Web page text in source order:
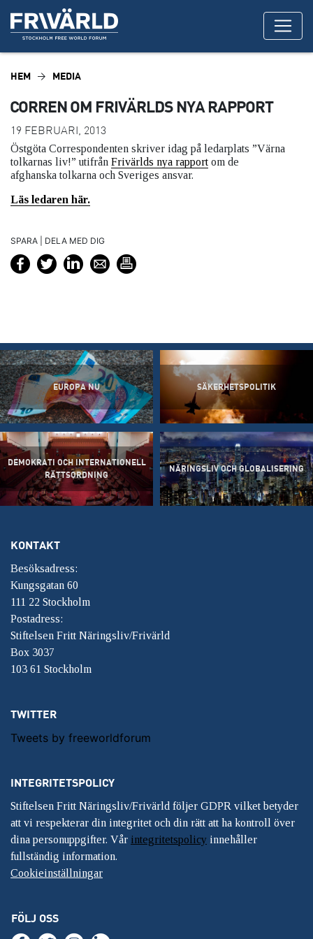
HEM MEDIA
CORREN OM FRIVÄRLDS NYA RAPPORT
19 FEBRUARI, 2013
Östgöta Correspondenten skriver idag på ledarplats ”Värna
tolkarnas liv!” utifrån Frivärlds nya rapport om de
afghanska tolkarna och Sveriges ansvar.
Läs ledaren här.
SPARA | DELA MED DIG
EUROPA NU SÄKERHETSPOLITIK
DEMOKRATI OCH INTERNATIONELL
RÄTTSORDNING
NÄRINGSLIV OCH GLOBALISERING
KONTAKT
Besöksadress:
Kungsgatan 60
111 22 Stockholm
Postadress:
Stiftelsen Fritt Näringsliv/Frivärld
Box 3037
103 61 Stockholm
TWITTER
Tweets by freeworldforum
INTEGRITETSPOLICY
Stiftelsen Fritt Näringsliv/Frivärld följer GDPR vilket betyder
att vi respekterar din integritet och din rätt att ha kontroll över
dina personuppgifter. Vår integritetspolicy innehåller
fullständig information.
Cookieinställningar
FÖLJ OSS